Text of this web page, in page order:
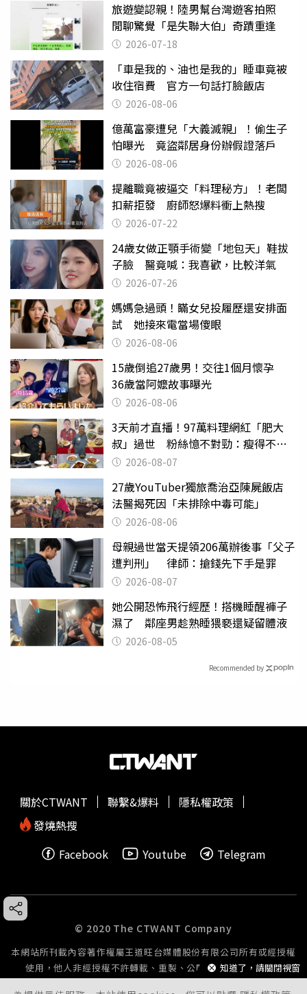
旅遊變認親！陸男幫台灣遊客拍照
閒聊驚覺「是失聯大伯」奇蹟重逢
2026-07-18
「車是我的、油也是我的」睡車竟被
收住宿費 官方一句話打臉飯店
2026-08-06
億萬富豪遭兒「大義滅親」！偷生子
怕曝光 竟盜鄰居身份辦假證落戶
2026-08-06
提離職竟被逼交「料理秘方」！老闆
扣薪拒發 廚師怒爆料衝上熱搜
2026-07-22
24歲女做正顎手術變「地包天」鞋拔
子臉 醫竟喊：我喜歡，比較洋氣
2026-07-26
媽媽急過頭！瞞女兒投履歷還安排面
試 她接來電當場傻眼
2026-08-06
15歲倒追27歲男！交往1個月懷孕
36歲當阿嬤故事曝光
2026-08-06
3天前才直播！97萬料理網紅「肥大
叔」過世 粉絲憶不對勁：瘦得不合
理 2026-08-07
27歲YouTuber獨旅喬治亞陳屍飯店
法醫揭死因「未排除中毒可能」
2026-08-06
母親過世當天提領206萬辦後事「父子
遭判刑」 律師：搶錢先下手是罪
2026-08-07
她公開恐怖飛行經歷！搭機睡醒褲子
濕了 鄰座男趁熟睡猥褻還疑留體液
2026-08-05
Recommended by
知道了，請關閉視窗
關於CTWANT 聯繫&爆料
隱私權政策
發燒熱搜
Facebook
Youtube Telegram
© 2020 The CTWANT Company
本網站所刊載內容著作權屬王道旺台媒體股份有限公司所有或經授權
使用，他人非經授權不許轉載、重製、公開播送或公開傳輸。